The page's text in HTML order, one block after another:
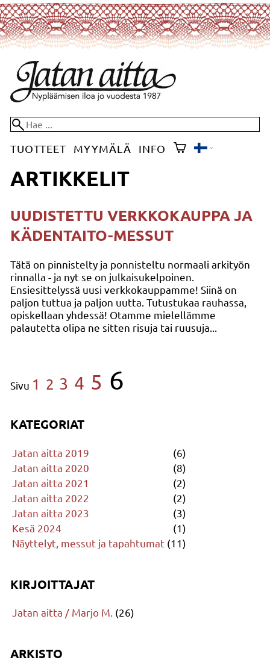
TUOTTEET MYYMÄLÄ INFO
ARTIKKELIT
UUDISTETTU VERKKOKAUPPA JA
KÄDENTAITO-MESSUT
Tätä on pinnistelty ja ponnisteltu normaali arkityön
rinnalla - ja nyt se on julkaisukelpoinen.
Ensiesittelyssä uusi verkkokauppamme! Siinä on
paljon tuttua ja paljon uutta. Tutustukaa rauhassa,
opiskellaan yhdessä! Otamme mielellämme
palautetta olipa ne sitten risuja tai ruusuja...
Sivu 1 2 3 4 5 6
KATEGORIAT
Jatan aitta 2019
(6)
Jatan aitta 2020
(8)
Jatan aitta 2021
(2)
Jatan aitta 2022
(2)
Jatan aitta 2023
(3)
Kesä 2024
(1)
Näyttelyt, messut ja tapahtumat (11)
KIRJOITTAJAT
Jatan aitta / Marjo M. (26)
ARKISTO